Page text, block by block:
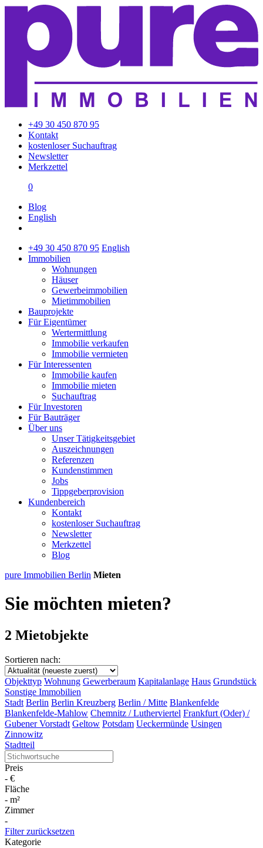
+49 30 450 870 95
Kontakt
kostenloser Suchauftrag
Newsletter
Merkzettel
0
Blog
English
+49 30 450 870 95 English
Immobilien
Wohnungen
Häuser
Gewerbeimmobilien
Mietimmobilien
Bauprojekte
Für Eigentümer
Wertermittlung
Immobilie verkaufen
Immobilie vermieten
Für Interessenten
Immobilie kaufen
Immobilie mieten
Suchauftrag
Für Investoren
Für Bauträger
Über uns
Unser Tätigkeitsgebiet
Auszeichnungen
Referenzen
Kundenstimmen
Jobs
Tippgeberprovision
Kundenbereich
Kontakt
kostenloser Suchauftrag
Newsletter
Merkzettel
Blog
pure Immobilien Berlin Mieten
Sie möchten mieten?
2 Mietobjekte
Sortieren nach:
Objekttyp Wohnung Gewerberaum Kapitalanlage Haus Grundstück
Sonstige Immobilien
Stadt Berlin Berlin Kreuzberg Berlin / Mitte Blankenfelde
Blankenfelde-Mahlow Chemnitz / Lutherviertel Frankfurt (Oder) /
Gubener Vorstadt Geltow Potsdam Ueckermünde Usingen
Zinnowitz
Stadtteil
Preis
- €
Fläche
- m²
Zimmer
-
Filter zurücksetzen
Kategorie